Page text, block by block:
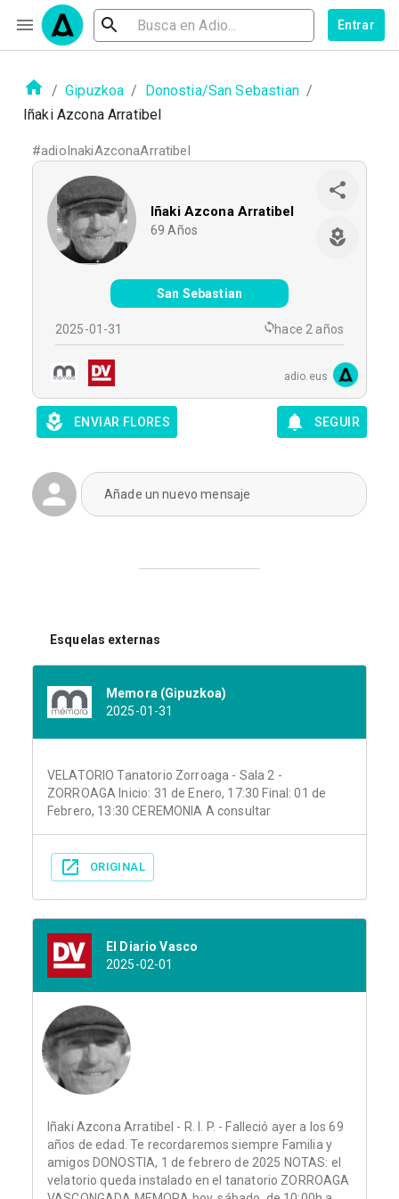
Entrar
/ Gipuzkoa / Donostia/San Sebastian /
Iñaki Azcona Arratibel
#adioInakiAzconaArratibel
Iñaki Azcona Arratibel
69 Años
San Sebastian
2025-01-31 hace 2 años
adio.eus
ENVIAR FLORES SEGUIR
Añade un nuevo mensaje
Esquelas externas
Memora (Gipuzkoa)
2025-01-31
VELATORIO Tanatorio Zorroaga - Sala 2 -
ZORROAGA Inicio: 31 de Enero, 17:30 Final: 01 de
Febrero, 13:30 CEREMONIA A consultar
ORIGINAL
El Diario Vasco
2025-02-01
Iñaki Azcona Arratibel - R. I. P. - Falleció ayer a los 69
años de edad. Te recordaremos siempre Familia y
amigos DONOSTIA, 1 de febrero de 2025 NOTAS: el
velatorio queda instalado en el tanatorio ZORROAGA